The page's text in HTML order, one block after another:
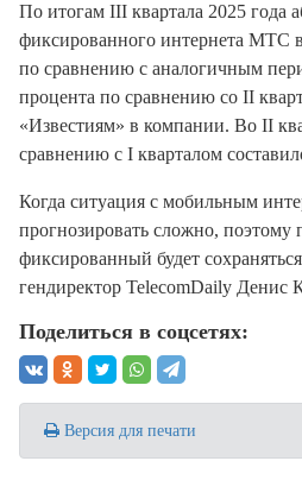
По итогам III квартала 2025 года
фиксированного интернета МТС
по сравнению с аналогичным
процента по сравнению со II
«Известиям» в компании. Во II
сравнению с I кварталом
Когда ситуация с мобильным
прогнозировать сложно,
фиксированный будет
гендиректор TelecomDaily Денис
Поделиться в соцсетях:
Версия для печати